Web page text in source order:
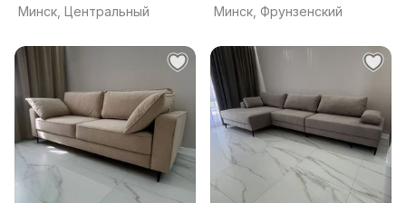
Минск, Центральный Минск, Фрунзенский